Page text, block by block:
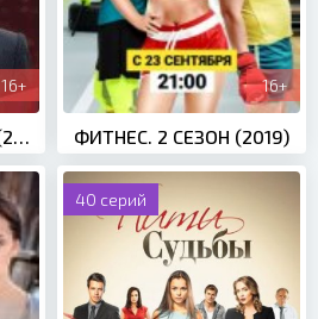
16+
СЧАСТЬЕ СЕРАФИМЫ (2021)
16+
ФИТНЕС. 2 СЕЗОН (2019)
40 серий